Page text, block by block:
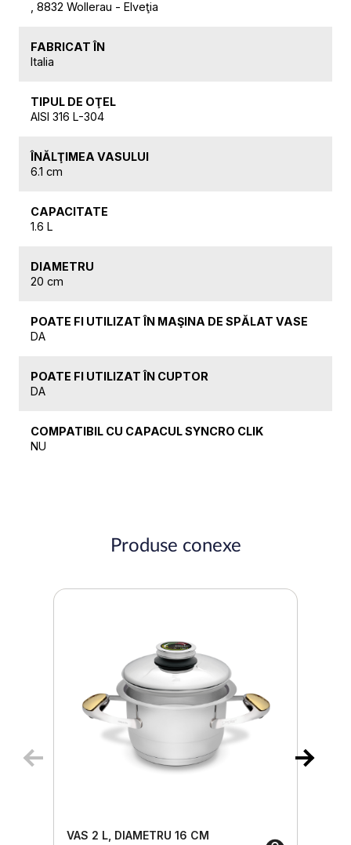
, 8832 Wollerau - Elveţia
FABRICAT ÎN
Italia
TIPUL DE OŢEL
AISI 316 L-304
ÎNĂLŢIMEA VASULUI
6.1 cm
CAPACITATE
1.6 L
DIAMETRU
20 cm
POATE FI UTILIZAT ÎN MAŞINA DE SPĂLAT VASE
DA
POATE FI UTILIZAT ÎN CUPTOR
DA
COMPATIBIL CU CAPACUL SYNCRO CLIK
NU
Produse conexe
VAS 2 L, DIAMETRU 16 CM